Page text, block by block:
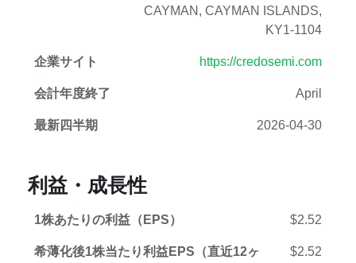
CAYMAN, CAYMAN ISLANDS,
KY1-1104
企業サイト https://credosemi.com
会計年度終了 April
最新四半期 2026-04-30
利益・成長性
1株あたりの利益（EPS） $2.52
希薄化後1株当たり利益EPS（直近12ヶ
$2.52